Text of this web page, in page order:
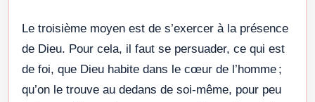
Le troisième moyen est de s’exercer à la présence
de Dieu. Pour cela, il faut se persuader, ce qui est
de foi, que Dieu habite dans le cœur de l’homme ;
qu’on le trouve au dedans de soi-même, pour peu